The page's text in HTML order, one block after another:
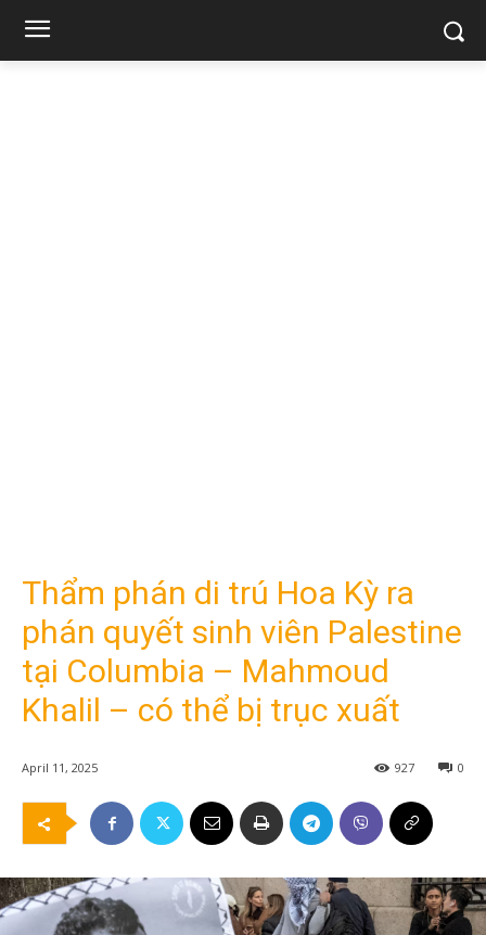
Thẩm phán di trú Hoa Kỳ ra
phán quyết sinh viên Palestine
tại Columbia – Mahmoud
Khalil – có thể bị trục xuất
April 11, 2025 0
927